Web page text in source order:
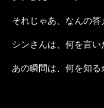
それじゃあ、なんの答
シンさんは、何を言い
あの瞬間は、何を知る